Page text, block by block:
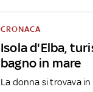
Isola d'Elba,
bagno in mare
CRONACA
La donna si trovava